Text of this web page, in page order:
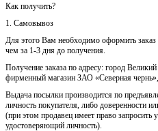
Как получить?
1. Самовывоз
Для этого Вам необходимо оформить
чем за 1-3 дня до получения.
Получение заказа по адресу: город
фирменный магазин ЗАО «Северная
Выдача посылки производится по
личность покупателя, либо доверенности
(при этом продавец имеет право запросить
удостоверяющий личность).